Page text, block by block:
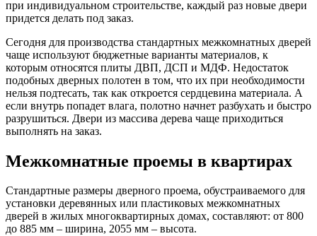
при индивидуальном строительстве, каждый раз новые двери
придется делать под заказ.
Сегодня для производства стандартных межкомнатных дверей
чаще используют бюджетные варианты материалов, к
которым относятся плиты ДВП, ДСП и МДФ. Недостаток
подобных дверных полотен в том, что их при необходимости
нельзя подтесать, так как откроется сердцевина материала. А
если внутрь попадет влага, полотно начнет разбухать и быстро
разрушиться. Двери из массива дерева чаще приходиться
выполнять на заказ.
Межкомнатные проемы в квартирах
Стандартные размеры дверного проема, обустраиваемого для
установки деревянных или пластиковых межкомнатных
дверей в жилых многоквартирных домах, составляют: от 800
до 885 мм – ширина, 2055 мм – высота.